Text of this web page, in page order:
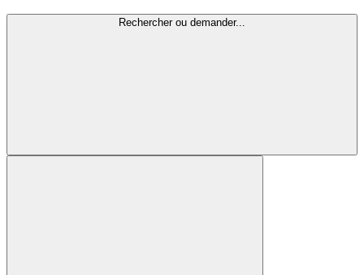
Rechercher ou demander...